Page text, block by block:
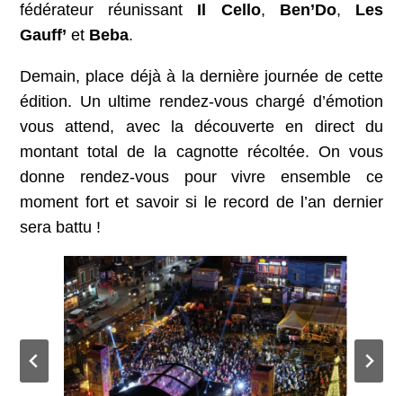
fédérateur réunissant Il Cello, Ben’Do, Les
Gauff’ et Beba.
Demain, place déjà à la dernière journée de cette
édition. Un ultime rendez-vous chargé d’émotion
vous attend, avec la découverte en direct du
montant total de la cagnotte récoltée. On vous
donne rendez-vous pour vivre ensemble ce
moment fort et savoir si le record de l’an dernier
sera battu !